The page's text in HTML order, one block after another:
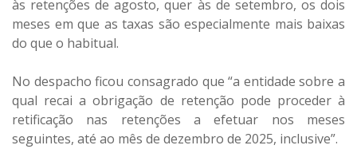
às retenções de agosto, quer às de setembro, os dois
meses em que as taxas são especialmente mais baixas
do que o habitual.
No despacho ficou consagrado que “a entidade sobre a
qual recai a obrigação de retenção pode proceder à
retificação nas retenções a efetuar nos meses
seguintes, até ao mês de dezembro de 2025, inclusive”.